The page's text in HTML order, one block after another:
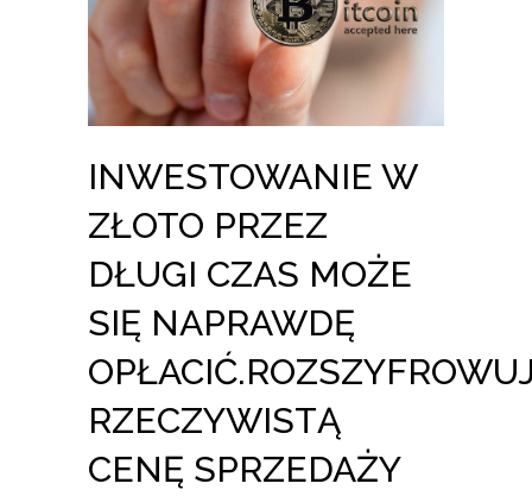
INWESTOWANIE W
ZŁOTO PRZEZ
DŁUGI CZAS MOŻE
SIĘ NAPRAWDĘ
RZECZYWISTĄ
CENĘ SPRZEDAŻY